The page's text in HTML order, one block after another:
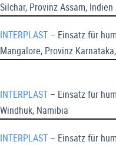
Silchar, Provinz Assam, Indien
INTERPLAST – Einsatz für
Mangalore, Provinz
INTERPLAST – Einsatz für
Windhuk, Namibia
INTERPLAST – Einsatz für